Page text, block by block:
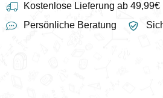
Kostenlose Lieferung ab 49,99€
Persönliche Beratung